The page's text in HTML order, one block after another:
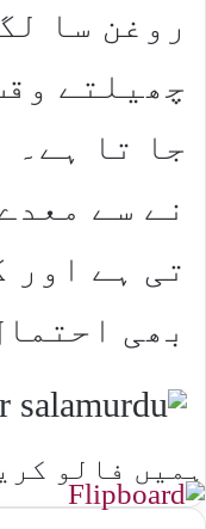
روغن سا
چھیلتے
جا تا ہے۔
نے سے
تی ہے اور
بھی
ہمیں فالو